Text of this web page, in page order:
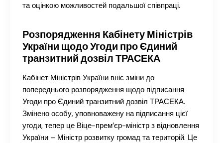
та оцінкою можливостей подальшої співпраці.
Розпорядження Кабінету Міністрів
України щодо Угоди про Єдиний
транзитний дозвіл ТРАСЕКА
Кабінет Міністрів України вніс зміни до
попереднього розпорядження щодо підписання
Угоди про Єдиний транзитний дозвіл ТРАСЕКА.
Змінено особу, уповноважену на підписання цієї
угоди, тепер це Віце-прем’єр-міністр з відновлення
України – Міністр розвитку громад та територій. Це